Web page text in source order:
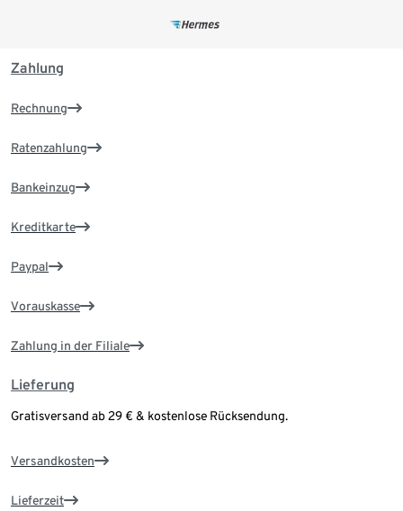
Zahlung
Rechnung
Ratenzahlung
Bankeinzug
Kreditkarte
Paypal
Vorauskasse
Zahlung in der Filiale
Lieferung
Gratisversand ab 29 € & kostenlose Rücksendung.
Versandkosten
Lieferzeit